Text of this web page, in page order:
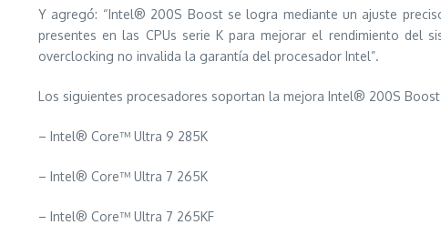
Y agregó: “Intel® 200S Boost se logra mediante un ajuste
presentes en las CPUs serie K para mejorar el rendimiento del
overclocking no invalida la garantía del procesador Intel”.
Los siguientes procesadores soportan la mejora Intel® 200S
– Intel® Core™ Ultra 9 285K
– Intel® Core™ Ultra 7 265K
– Intel® Core™ Ultra 7 265KF